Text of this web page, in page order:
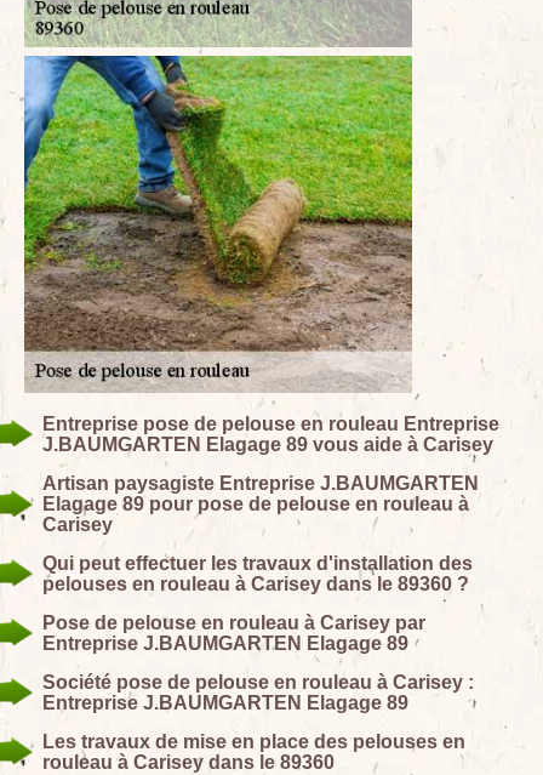
Entreprise pose de pelouse en rouleau Entreprise
J.BAUMGARTEN Elagage 89 vous aide à Carisey
Artisan paysagiste Entreprise J.BAUMGARTEN
Elagage 89 pour pose de pelouse en rouleau à
Carisey
Qui peut effectuer les travaux d'installation des
pelouses en rouleau à Carisey dans le 89360 ?
Pose de pelouse en rouleau à Carisey par
Entreprise J.BAUMGARTEN Elagage 89
Société pose de pelouse en rouleau à Carisey :
Entreprise J.BAUMGARTEN Elagage 89
Les travaux de mise en place des pelouses en
rouleau à Carisey dans le 89360